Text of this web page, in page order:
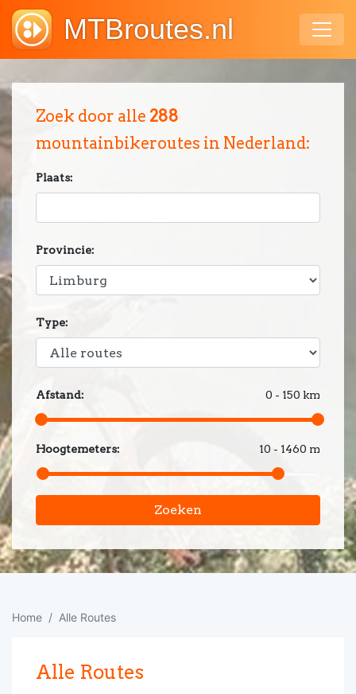
MTBroutes.nl
Zoek door alle 288
mountainbikeroutes in Nederland:
Plaats:
Provincie:
Type:
Afstand: 0 - 150 km
Hoogtemeters: 10 - 1460 m
Zoeken
Home Alle Routes
Alle Routes